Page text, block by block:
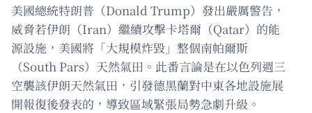
美國總統特朗普（Donald Trump）發出嚴厲警告，
威脅若伊朗（Iran）繼續攻擊卡塔爾（Qatar）的能
源設施，美國將「大規模炸毀」整個南帕爾斯
（South Pars）天然氣田。此番言論是在以色列週三
空襲該伊朗天然氣田，引發德黑蘭對中東各地設施展
開報復後發表的，導致區域緊張局勢急劇升級。